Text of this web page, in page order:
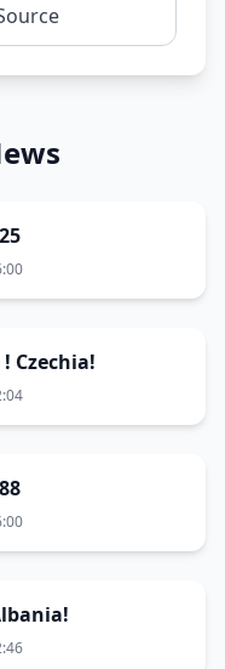
Czechia!